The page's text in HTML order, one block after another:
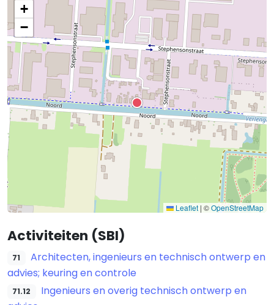
+
−
Leaflet | ©OpenStreetMap
Activiteiten (SBI)
71
Architecten, ingenieurs en technisch ontwerp en
advies; keuring en controle
71.12
Ingenieurs en overig technisch ontwerp en